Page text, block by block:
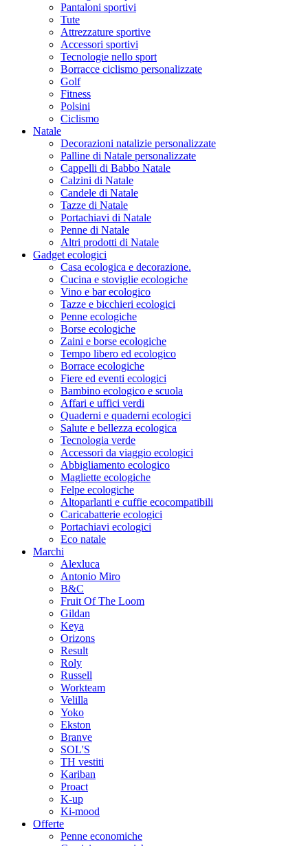
Pantaloni sportivi
Tute
Attrezzature sportive
Accessori sportivi
Tecnologie nello sport
Borracce ciclismo personalizzate
Golf
Fitness
Polsini
Ciclismo
Natale
Decorazioni natalizie personalizzate
Palline di Natale personalizzate
Cappelli di Babbo Natale
Calzini di Natale
Candele di Natale
Tazze di Natale
Portachiavi di Natale
Penne di Natale
Altri prodotti di Natale
Gadget ecologici
Casa ecologica e decorazione.
Cucina e stoviglie ecologiche
Vino e bar ecologico
Tazze e bicchieri ecologici
Penne ecologiche
Borse ecologiche
Zaini e borse ecologiche
Tempo libero ed ecologico
Borrace ecologiche
Fiere ed eventi ecologici
Bambino ecologico e scuola
Affari e uffici verdi
Quaderni e quaderni ecologici
Salute e bellezza ecologica
Tecnologia verde
Accessori da viaggio ecologici
Abbigliamento ecologico
Magliette ecologiche
Felpe ecologiche
Altoparlanti e cuffie ecocompatibili
Caricabatterie ecologici
Portachiavi ecologici
Eco natale
Marchi
Alexluca
Antonio Miro
B&C
Fruit Of The Loom
Gildan
Keya
Orizons
Result
Roly
Russell
Workteam
Velilla
Yoko
Ekston
Branve
SOL'S
TH vestiti
Kariban
Proact
K-up
Ki-mood
Offerte
Penne economiche